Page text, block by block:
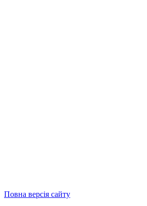
Повна версія сайту